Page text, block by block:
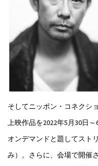
そしてニッポン・コネクシ
上映作品を2022年5月30日
オンデマンドと題してスト
み）。さらに、会場で開催